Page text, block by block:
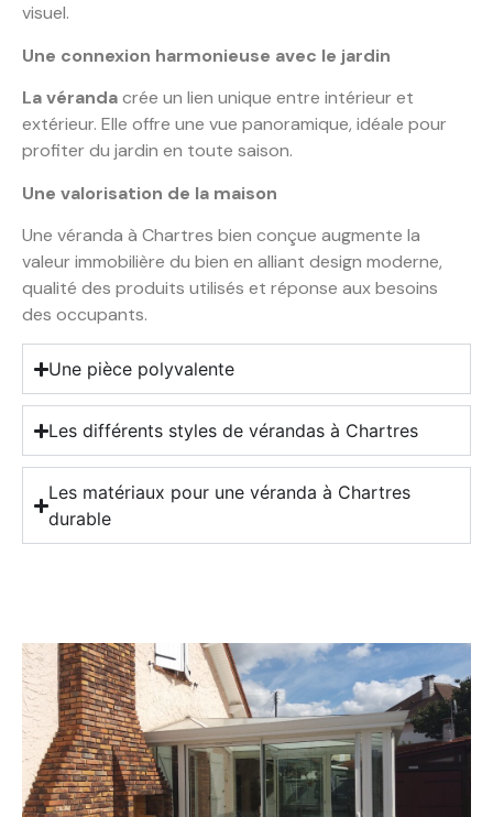
visuel.
Une connexion harmonieuse avec le jardin
La vérandacrée un lien unique entre intérieur et
extérieur. Elle offre une vue panoramique, idéale pour
profiter du jardin en toute saison.
Une valorisation de la maison
Une véranda à Chartres bien conçue augmente la
valeur immobilière du bien en alliant design moderne,
qualité des produits utilisés et réponse aux besoins
des occupants.
Une pièce polyvalente
Les différents styles de vérandas à Chartres
Les matériaux pour une véranda à Chartres
durable